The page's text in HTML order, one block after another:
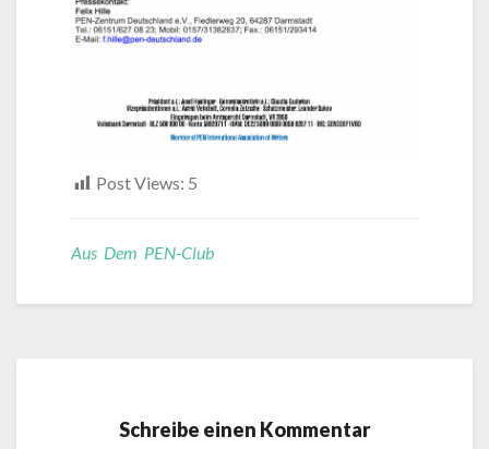
Post Views: 5
Aus Dem PEN-Club
Schreibe einen Kommentar